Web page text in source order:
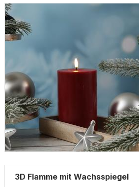
3D Flamme mit Wachsspiegel